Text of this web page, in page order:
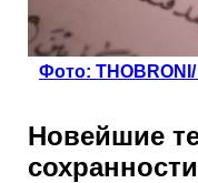
Фото:
Новейшие